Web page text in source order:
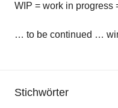
WIP = work in progress
… to be continued …
Stichwörter